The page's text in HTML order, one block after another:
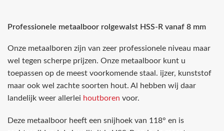
Professionele metaalboor rolgewalst HSS-R vanaf 8 mm
Onze metaalboren zijn van zeer professionele niveau maar
wel tegen scherpe prijzen. Onze metaalboor kunt u
toepassen op de meest voorkomende staal. ijzer, kunststof
maar ook wel zachte soorten hout. Al hebben wij daar
landelijk weer allerlei houtboren voor.
Deze metaalboor heeft een snijhoek van 118° en is